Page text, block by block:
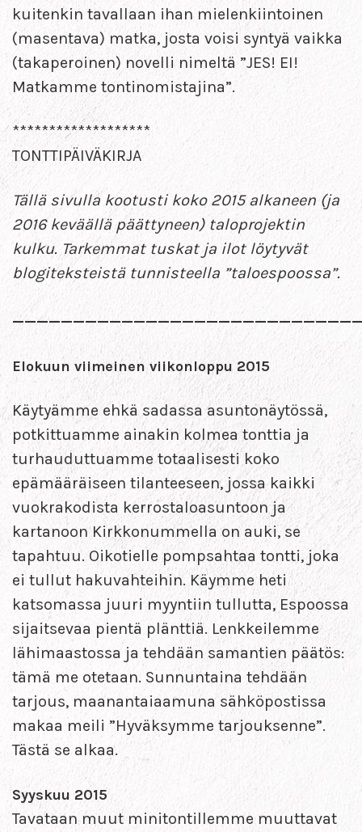
kuitenkin tavallaan ihan mielenkiintoinen
(masentava) matka, josta voisi syntyä vaikka
(takaperoinen) novelli nimeltä ”JES! EI!
Matkamme tontinomistajina”.
*******************
TONTTIPÄIVÄKIRJA
Tällä sivulla kootusti koko 2015 alkaneen (ja
2016 keväällä päättyneen) taloprojektin
kulku. Tarkemmat tuskat ja ilot löytyvät
blogiteksteistä tunnisteella ”taloespoossa”.
Elokuun viimeinen viikonloppu 2015
Käytyämme ehkä sadassa asuntonäytössä,
potkittuamme ainakin kolmea tonttia ja
turhauduttuamme totaalisesti koko
epämääräiseen tilanteeseen, jossa kaikki
vuokrakodista kerrostaloasuntoon ja
kartanoon Kirkkonummella on auki, se
tapahtuu. Oikotielle pompsahtaa tontti, joka
ei tullut hakuvahteihin. Käymme heti
katsomassa juuri myyntiin tullutta, Espoossa
sijaitsevaa pientä plänttiä. Lenkkeilemme
lähimaastossa ja tehdään samantien päätös:
tämä me otetaan. Sunnuntaina tehdään
tarjous, maanantaiaamuna sähköpostissa
makaa meili ”Hyväksymme tarjouksenne”.
Tästä se alkaa.
Syyskuu 2015
Tavataan muut minitontillemme muuttavat